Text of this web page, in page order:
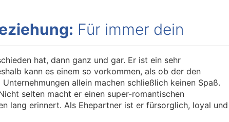
Für immer dein
hat, dann ganz und gar. Er ist ein sehr
kann es einem so vorkommen, als ob der den
allein machen schließlich keinen Spaß.
selten macht er einen super-romantischen
lang erinnert. Als Ehepartner ist er fürsorglich, loyal und